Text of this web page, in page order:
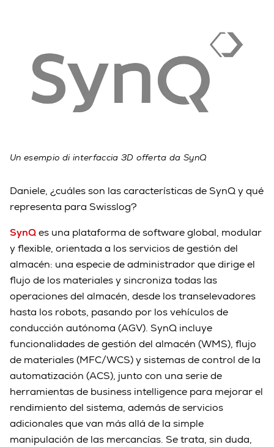
Un esempio di interfaccia 3D offerta da SynQ
Daniele, ¿cuáles son las características de SynQ y qué
representa para Swisslog?
SynQes una plataforma de software global, modular
y flexible, orientada a los servicios de gestión del
almacén: una especie de administrador que dirige el
flujo de los materiales y sincroniza todas las
operaciones del almacén, desde los transelevadores
hasta los robots, pasando por los vehículos de
conducción autónoma (AGV). SynQ incluye
funcionalidades de gestión del almacén (WMS), flujo
de materiales (MFC/WCS) y sistemas de control de la
automatización (ACS), junto con una serie de
herramientas de business intelligence para mejorar el
rendimiento del sistema, además de servicios
adicionales que van más allá de la simple
manipulación de las mercancías. Se trata, sin duda,